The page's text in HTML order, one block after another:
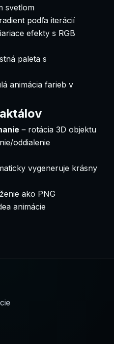
svetlom
podľa iterácií
efekty s RGB
paleta s
animácia farieb v
– rotácia 3D objektu
oddialenie
vygeneruje krásny
ako PNG
animácie